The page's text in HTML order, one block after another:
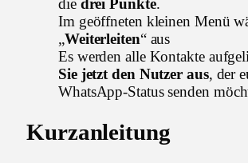
die drei Punkte.
Im geöffneten kleinen Menü
„Weiterleiten“ aus
Es werden alle Kontakte
Sie jetzt den Nutzer aus, der
WhatsApp-Status senden
Kurzanleitung